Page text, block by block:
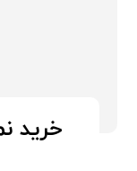
خرید